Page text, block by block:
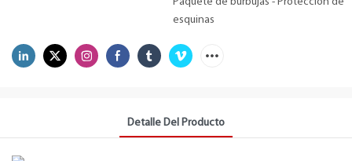
esquinas
Detalle Del Producto